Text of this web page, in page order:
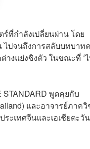
ที่กำลังเปลี่ยนผ่าน โดย
ปจนถึงการสลับบทบาท
างแย่งชิงตัว ในขณะที่ ‘ไ
พูดคุยกับ
และอาจารย์ภาควิ
ะเทศจีนและเอเชียตะวั